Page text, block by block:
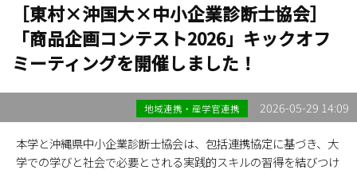
［東村×沖国大×中小企業診断士協会］
「商品企画コンテスト2026」キックオフ
ミーティングを開催しました！
地域連携・産学官連携 2026-05-29 14:09
本学と沖縄県中小企業診断士協会は、包括連携協定に基づき、大
学での学びと社会で必要とされる実践的スキルの習得を結びつけ